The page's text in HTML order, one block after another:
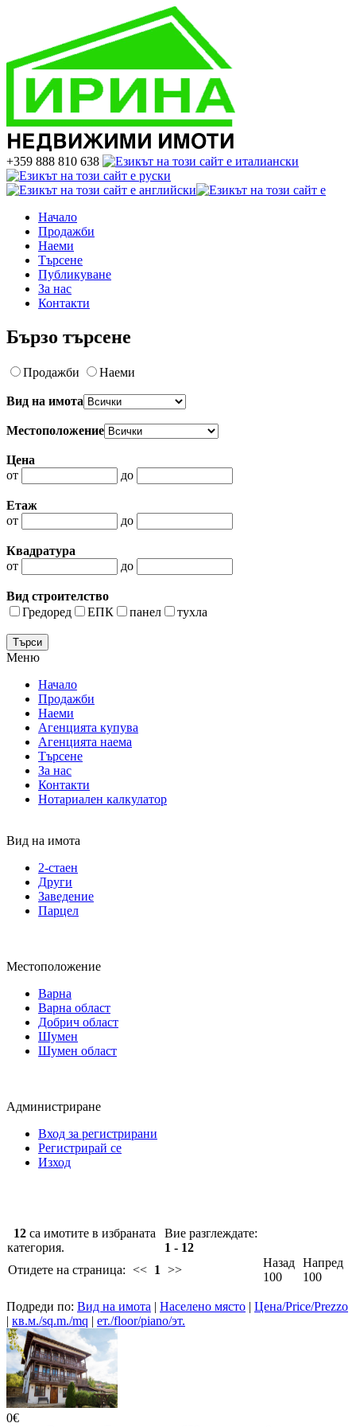
+359 888 810 638
Начало
Продажби
Наеми
Търсене
Публикуване
За нас
Контакти
Бързо търсене
Продажби Наеми
Вид на имота
Местоположение
Цена
от
до
Етаж
от
до
Квадратура
от
до
Вид строителство
Гредоред
ЕПК панел тухла
Меню
Начало
Продажби
Наеми
Агенцията купува
Агенцията наема
Търсене
За нас
Контакти
Нотариален калкулатор
Вид на имота
2-стаен
Други
Заведение
Парцел
Местоположение
Варна
Варна област
Добрич област
Шумен
Шумен област
Администриране
Вход за регистрирани
Регистрирай се
Изход
12 са имотите в избраната
категория.
Вие разглеждате:
1 - 12
Отидете на страница: << 1 >>
Назад
100
Напред
100
Подреди по: Вид на имота | Населено място | Цена/Price/Prezzo
| кв.м./sq.m./mq | ет./floor/piano/эт.
0€